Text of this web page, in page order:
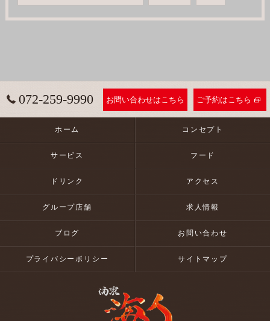
072-259-9990 お問い合わせはこちら ご予約はこちら
ホーム コンセプト
サービス フード
ドリンク アクセス
グループ店舗 求人情報
ブログ お問い合わせ
プライバシーポリシー サイトマップ